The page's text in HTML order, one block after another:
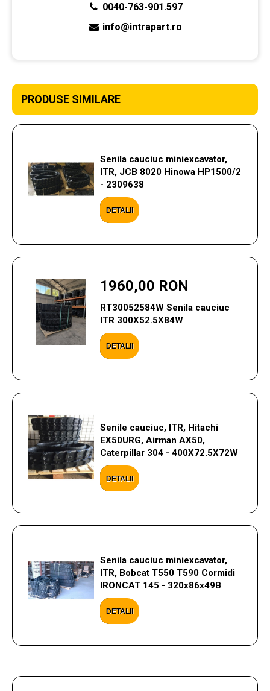
0040-763-901.597
info@intrapart.ro
PRODUSE SIMILARE
Senila cauciuc miniexcavator,
ITR, JCB 8020 Hinowa HP1500/2
- 2309638
DETALII
1960,00 RON
RT30052584W Senila cauciuc
ITR 300X52.5X84W
DETALII
Senile cauciuc, ITR, Hitachi
EX50URG, Airman AX50,
Caterpillar 304 - 400X72.5X72W
DETALII
Senila cauciuc miniexcavator,
ITR, Bobcat T550 T590 Cormidi
IRONCAT 145 - 320x86x49B
DETALII